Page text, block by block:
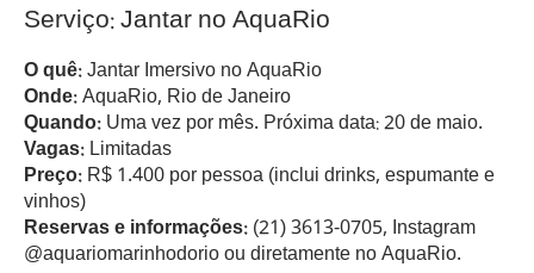
Serviço: Jantar no AquaRio
O quê:Jantar Imersivo no AquaRio
Onde:AquaRio, Rio de Janeiro
Quando:Uma vez por mês. Próxima data: 20 de maio.
Vagas:Limitadas
Preço:R$ 1.400 por pessoa (inclui drinks, espumante e
vinhos)
Reservas e informações:(21) 3613-0705, Instagram
@aquariomarinhodorio ou diretamente no AquaRio.